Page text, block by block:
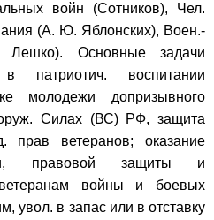
войн (Сотников), Чел.
(А. Ю. Яблонских), Воен.-
Основные задачи
патриотич. воспитании
молодежи допризывного
Силах (ВС) РФ, защита
прав ветеранов; оказание
правовой защиты и
войны и боевых
увол. в запас или в отставку